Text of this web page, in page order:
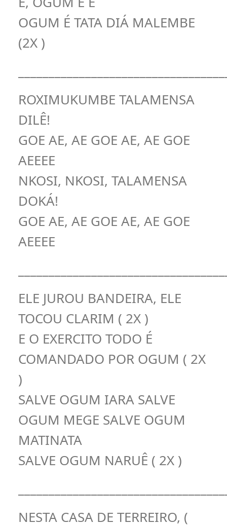
OGUM É TATA DIÁ MALEMBE
(2X )
ROXIMUKUMBE TALAMENSA
DILÊ!
GOE AE, AE GOE AE, AE GOE
AEEEE
NKOSI, NKOSI, TALAMENSA
DOKÁ!
GOE AE, AE GOE AE, AE GOE
AEEEE
ELE JUROU BANDEIRA, ELE
TOCOU CLARIM ( 2X )
E O EXERCITO TODO É
COMANDADO POR OGUM ( 2X
)
SALVE OGUM IARA SALVE
OGUM MEGE SALVE OGUM
MATINATA
SALVE OGUM NARUÊ ( 2X )
NESTA CASA DE TERREIRO, (